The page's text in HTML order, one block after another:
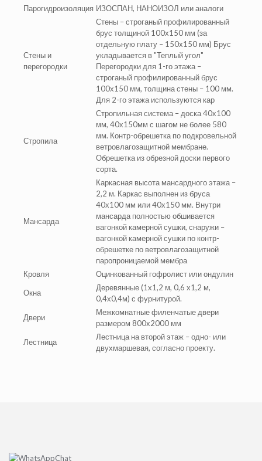
Парогидроизоляция ИЗОСПАН, НАНОИЗОЛ или аналоги
Стены и
перегородки
Стены – строганый профилированный
брус толщиной 100х150 мм (за
отдельную плату – 150х150 мм) Брус
укладывается в "Теплый угол"
Перегородки для 1-го этажа –
строганый профилированный брус
100х150 мм, толщина стены – 100 мм.
Для 2-го этажа используются кар
Стропила
Стропильная система – доска 40х100
мм, 40х150мм с шагом не более 580
мм. Контр-обрешетка по подкровельной
ветровлагозащитной мембране.
Обрешетка из обрезной доски первого
сорта.
Мансарда
Каркасная высота мансардного этажа –
2,2 м. Каркас выполнен из бруса
40х100 мм или 40х150 мм. Внутри
мансарда полностью обшивается
вагонкой камерной сушки, снаружи –
вагонкой камерной сушки по контр-
обрешетке по ветровлагозащитной
паропроницаемой мембра
Кровля
Оцинкованный гофролист или ондулин
Окна
Деревянные (1х1,2 м, 0,6 х1,2 м,
0,4х0,4м) с фурнитурой.
Двери
Межкомнатные филенчатые двери
размером 800х2000 мм
Лестница
Лестница на второй этаж – одно- или
двухмаршевая, согласно проекту.